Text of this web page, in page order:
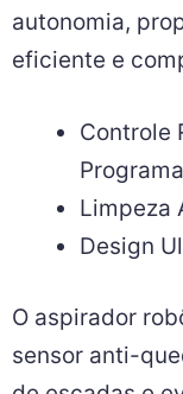
autonomia,
eficiente e
Controle
Limpeza
Design
O aspirador
sensor anti-